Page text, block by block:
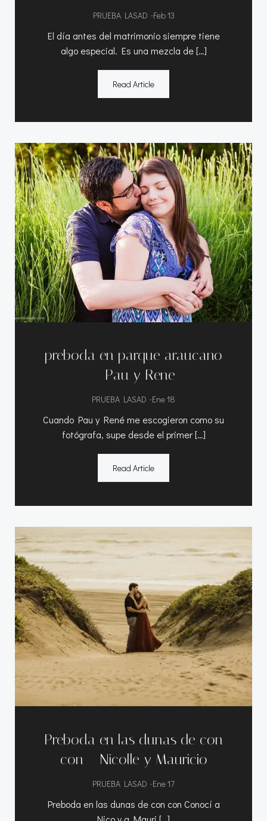
PRUEBA LASAD -Feb 13
El día antes del matrimonio siempre tiene
algo especial. Es una mezcla de […]
Read Article
preboda en parque araucano
– Pau y Rene
PRUEBA LASAD -Ene 18
Cuando Pau y René me escogieron como su
fotógrafa, supe desde el primer […]
Read Article
Preboda en las dunas de con
con – Nicolle y Mauricio
PRUEBA LASAD -Ene 17
Preboda en las dunas de con con Conocí a